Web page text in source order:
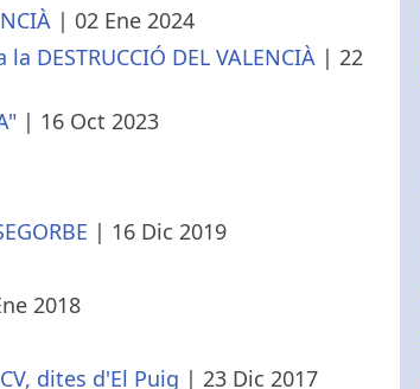
| 02 Ene 2024
DESTRUCCIÓ DEL VALENCIÀ | 22
| 16 Oct 2023
| 16 Dic 2019
2018
dites d'El Puig | 23 Dic 2017